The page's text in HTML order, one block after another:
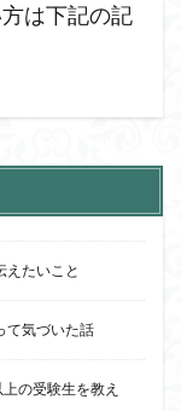
は下記の記
えたいこと
て気づいた話
の受験生を教え